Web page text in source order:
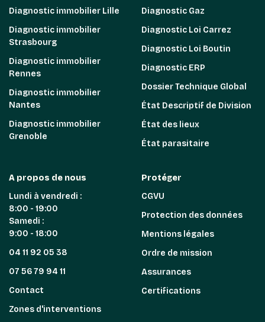
Diagnostic immobilier Lille
Diagnostic immobilier
Strasbourg
Diagnostic immobilier
Rennes
Diagnostic immobilier
Nantes
Diagnostic immobilier
Grenoble
Diagnostic Gaz
Diagnostic Loi Carrez
Diagnostic Loi Boutin
Diagnostic ERP
Dossier Technique Global
État Descriptif de Division
État des lieux
État parasitaire
A propos de nous
Lundi à vendredi :
8:00 - 19:00
Samedi :
9:00 - 18:00
04 11 92 05 38
07 56 79 94 11
Contact
Zones d'interventions
Protéger
CGVU
Protection des données
Mentions légales
Ordre de mission
Assurances
Certifications